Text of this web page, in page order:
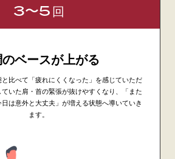
3〜5 回
ベースが上がる
比べて「疲れにくくなった」を感じていただ
いた肩・首の緊張が抜けやすくなり、「また
は意外と大丈夫」が増える状態へ導いていき
ます。